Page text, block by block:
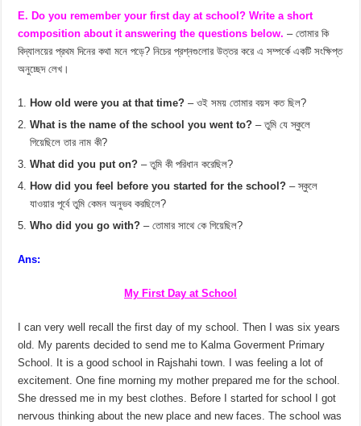
E. Do you remember your first day at school? Write a short
composition about it answering the questions below. – তোমার কি
বিদ্যালয়ের প্রথম দিনের কথা মনে পড়ে? নিচের প্রশ্নগুলোর উত্তর করে এ সম্পর্কে একটি সংক্ষিপ্ত
অনুচ্ছেদ লেখ।
How old were you at that time? – ওই সময় তোমার বয়স কত ছিল?
What is the name of the school you went to? – তুমি যে স্কুলে
গিয়েছিলে তার নাম কী?
What did you put on? – তুমি কী পরিধান করেছিল?
How did you feel before you started for the school? – স্কুলে
যাওয়ার পূর্বে তুমি কেমন অনুভব করছিলে?
Who did you go with? – তোমার সাথে কে গিয়েছিল?
Ans:
My First Day at School
I can very well recall the first day of my school. Then I was six years
old. My parents decided to send me to Kalma Goverment Primary
School. It is a good school in Rajshahi town. I was feeling a lot of
excitement. One fine morning my mother prepared me for the school.
She dressed me in my best clothes. Before I started for school I got
nervous thinking about the new place and new faces. The school was